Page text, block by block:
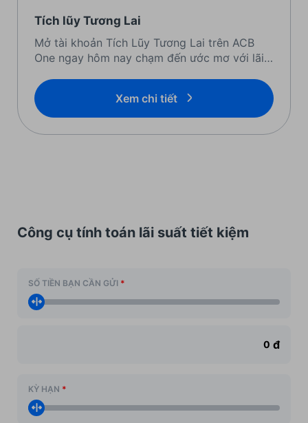
Tích lũy Tương Lai
Mở tài khoản Tích Lũy Tương Lai trên ACB
One ngay hôm nay chạm đến ước mơ với lãi
Xem chi tiết
Công cụ tính toán lãi suất tiết kiệm
SỐ TIỀN BẠN CẦN GỬI *
đ
KỲ HẠN *